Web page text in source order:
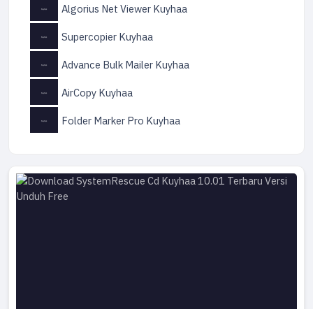
Algorius Net Viewer Kuyhaa
Supercopier Kuyhaa
Advance Bulk Mailer Kuyhaa
AirCopy Kuyhaa
Folder Marker Pro Kuyhaa